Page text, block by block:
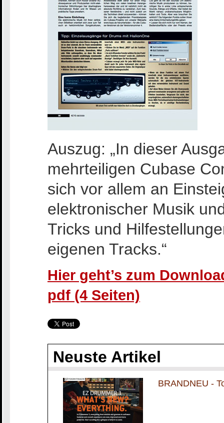
Auszug: „In dieser
mehrteiligen Cubase
sich vor allem an
elektronischer Musik
Tricks und
eigenen Tracks.“
Hier geht’s zum
pdf (4 Seiten)
Neuste Artikel
BRANDNEU -